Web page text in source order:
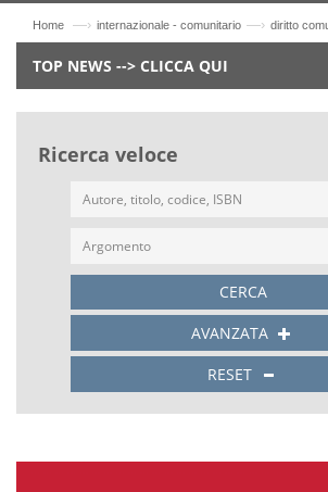
Home —› internazionale - comunitario —› diritto
TOP NEWS --> CLICCA QUI
Ricerca veloce
CERCA
AVANZATA
RESET